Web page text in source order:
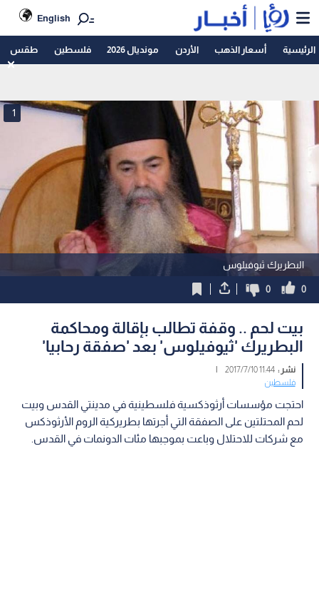
English
الرئيسية أسعار الذهب الأردن مونديال 2026 فلسطين طقس
البطريرك ثيوفيلوس
1
0
0
بيت لحم .. وقفة تطالب بإقالة ومحاكمة
البطريرك 'ثيوفيلوس' بعد 'صفقة رحابيا'
نشر :11:44 2017/7/10
|
فلسطين
احتجت مؤسسات أرثوذكسية فلسطينية في مدينتي القدس وبيت
لحم المحتلتين على الصفقة التي أجرتها بطريركية الروم الأرثوذكس
مع شركات للاحتلال وباعت بموجبها مئات الدونمات في القدس.